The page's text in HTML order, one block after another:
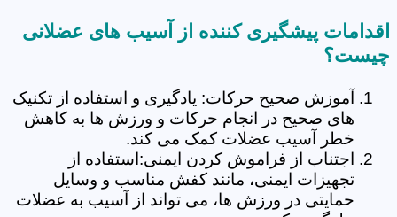
اقدامات پیشگیری کننده از آسیب های عضلانی
چیست؟
آموزش صحیح حرکات: یادگیری و استفاده از تکنیک
های صحیح در انجام حرکات و ورزش ها به کاهش
خطر آسیب عضلات کمک می کند.
اجتناب از فراموش کردن ایمنی:استفاده از
تجهیزات ایمنی، مانند کفش مناسب و وسایل
حمایتی در ورزش ها، می تواند از آسیب به عضلات